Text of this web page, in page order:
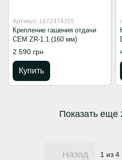
Артикул: 1672474355
Крепление гашения отдачи
СЕМ ZR-1.1 (160 мм)
2 590 грн
Купить
Показать еще
Назад 1из 4